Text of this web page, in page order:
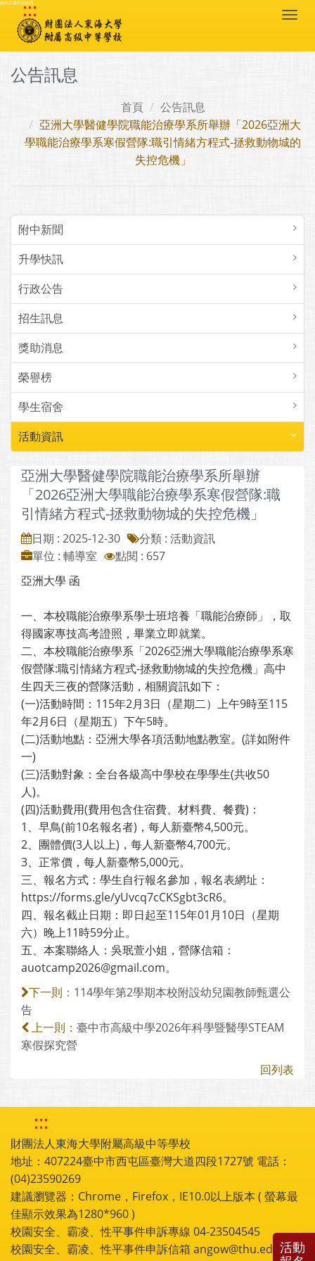
跳到主要內容區塊
:::
公告訊息
首頁
公告訊息
亞洲大學醫健學院職能治療學系所舉辦「2026亞洲大
學職能治療學系寒假營隊:職引情緒方程式-拯救動物城的
失控危機」
附中新聞
升學快訊
行政公告
招生訊息
獎助消息
榮譽榜
學生宿舍
活動資訊
亞洲大學醫健學院職能治療學系所舉辦
「2026亞洲大學職能治療學系寒假營隊:職
引情緒方程式-拯救動物城的失控危機」
日期 : 2025-12-30
分類 : 活動資訊
單位 : 輔導室
點閱 : 657
亞洲大學 函
一、本校職能治療學系學士班培養「職能治療師」，取
得國家專技高考證照，畢業立即就業。
二、本校職能治療學系「2026亞洲大學職能治療學系寒
假營隊:職引情緒方程式-拯救動物城的失控危機」高中
生四天三夜的營隊活動，相關資訊如下：
(一)活動時間：115年2月3日（星期二）上午9時至115
年2月6日（星期五）下午5時。
(二)活動地點：亞洲大學各項活動地點教室。(詳如附件
一)
(三)活動對象：全台各級高中學校在學學生(共收50
人)。
(四)活動費用(費用包含住宿費、材料費、餐費)：
1、早鳥(前10名報名者)，每人新臺幣4,500元。
2、團體價(3人以上)，每人新臺幣4,700元。
3、正常價，每人新臺幣5,000元。
三、報名方式：學生自行報名參加，報名表網址：
https://forms.gle/yUvcq7cCKSgbt3cR6。
四、報名截止日期：即日起至115年01月10日（星期
六）晚上11時59分止。
五、本案聯絡人：吳珉萱小姐，營隊信箱：
auotcamp2026@gmail.com。
下一則： 114學年第2學期本校附設幼兒園教師甄選公
告
上一則： 臺中市高級中學2026年科學暨醫學STEAM
寒假探究營
回列表
:::
財團法人東海大學附屬高級中等學校
地址：407224臺中市西屯區臺灣大道四段1727號 電話：
(04)23590269
建議瀏覽器：Chrome，Firefox，IE10.0以上版本 ( 螢幕最
佳顯示效果為1280*960 )
校園安全、霸凌、性平事件申訴專線 04-23504545
校園安全、霸凌、性平事件申訴信箱 angow@thu.edu.tw
活動